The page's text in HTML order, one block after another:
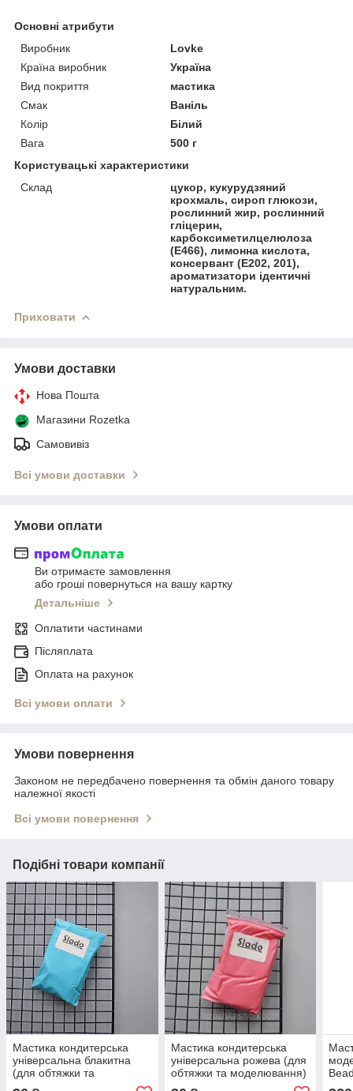
Основні атрибути
Виробник
Lovke
Країна виробник
Україна
Вид покриття
мастика
Смак
Ваніль
Колір
Білий
Вага
500 г
Користувацькі характеристики
Склад
цукор, кукурудзяний
крохмаль, сироп глюкози,
рослинний жир, рослинний
гліцерин,
карбоксиметилцелюлоза
(Е466), лимонна кислота,
консервант (Е202, 201),
ароматизатори ідентичні
натуральним.
Приховати
Умови доставки
Нова Пошта
Магазини Rozetka
Самовивіз
Всі умови доставки
Умови оплати
Ви отримаєте замовлення
або гроші повернуться на вашу картку
Детальніше
Оплатити частинами
Післяплата
Оплата на рахунок
Всі умови оплати
Умови повернення
Законом не передбачено повернення та обмін даного товару
належної якості
Всі умови повернення
Подібні товари компанії
Мастика кондитерська
універсальна блакитна
(для обтяжки та
моделювання) Slado, 100
Мастика кондитерська
універсальна рожева (для
обтяжки та моделювання)